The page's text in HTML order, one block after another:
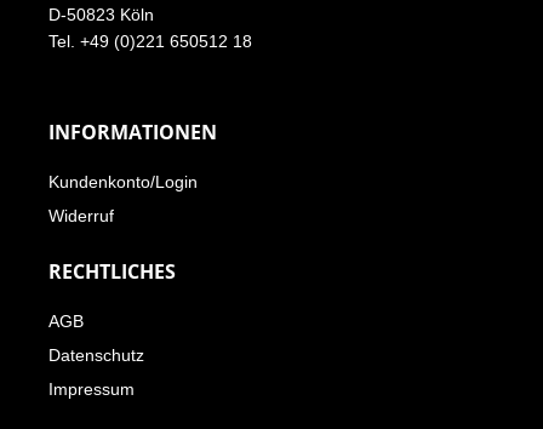
D-50823 Köln
Tel. +49 (0)221 650512 18
INFORMATIONEN
Kundenkonto/Login
Widerruf
RECHTLICHES
AGB
Datenschutz
Impressum